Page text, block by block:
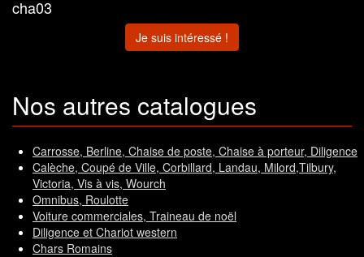
cha03
Je suis intéressé !
Nos autres catalogues
Carrosse, Berline, Chaise de poste, Chaise à porteur, Diligence
Calèche, Coupé de Ville, Corbillard, Landau, Milord,Tilbury,
Victoria, Vis à vis, Wourch
Omnibus, Roulotte
Voiture commerciales, Traineau de noël
Diligence et Chariot western
Chars Romains